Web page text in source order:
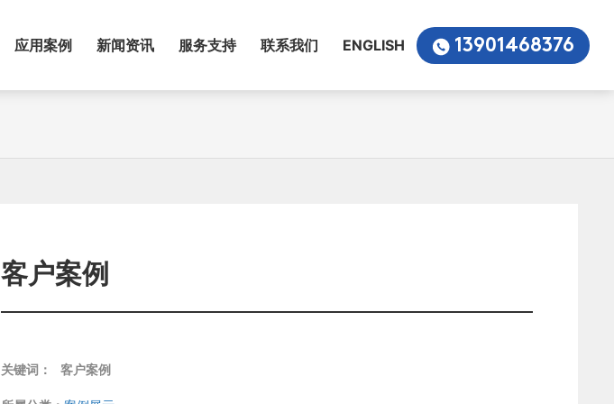
应用案例 新闻资讯 服务支持 联系我们 ENGLISH 13901468376
客户案例
关键词： 客户案例